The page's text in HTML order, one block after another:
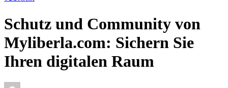
Schutz und Community von
Myliberla.com: Sichern Sie
Ihren digitalen Raum